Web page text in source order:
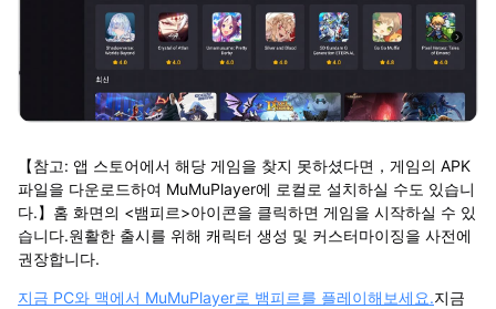
【참고: 앱 스토어에서 해당 게임을 찾지 못하셨다면，게임의 APK
파일을 다운로드하여 MuMuPlayer에 로컬로 설치하실 수도 있습니
다.】홈 화면의 <뱀피르>아이콘을 클릭하면 게임을 시작하실 수 있
습니다.원활한 출시를 위해 캐릭터 생성 및 커스터마이징을 사전에
권장합니다.
지금 PC와 맥에서 MuMuPlayer로 뱀피르를 플레이해보세요.지금